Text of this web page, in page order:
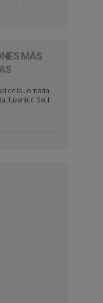
MÁS
de la Jornada
Juventud Seúl